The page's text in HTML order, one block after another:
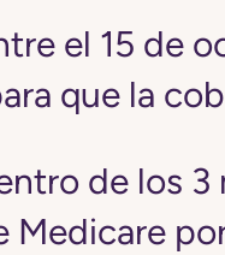
el 15 de
que la
de los
Medicare